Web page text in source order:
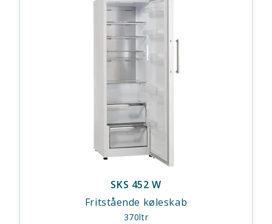
SKS 452 W
Fritstående køleskab
370ltr